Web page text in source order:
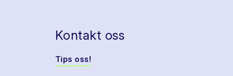
Kontakt oss
Tips oss!